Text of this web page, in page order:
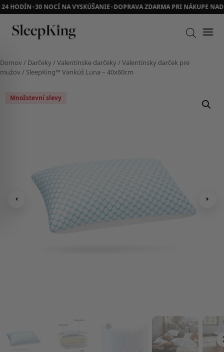
HODÍN✦30 NOCÍ NA VYSKÚŠANIE✦DOPRAVA ZDARMA PRI NÁKUPE NAD
Domov/ Darčeky/Valentínske darčeky/Valentínsky darček pre
mužov/ SleepKing™ Vankúš Luna – 40x60cm
Množstevní slevy